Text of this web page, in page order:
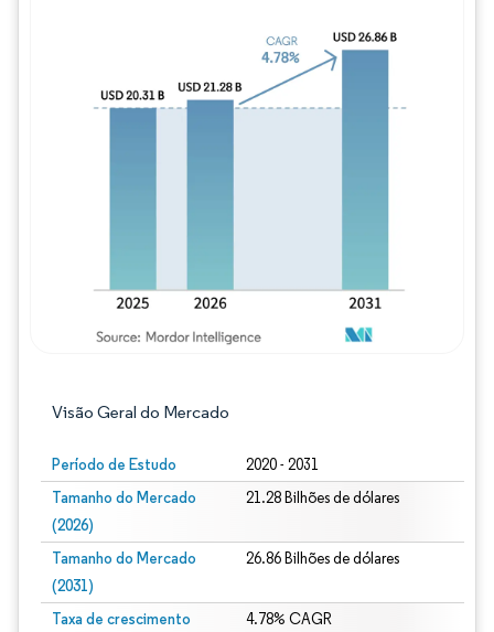
Visão Geral do Mercado
Período de Estudo 2020 - 2031
Tamanho do Mercado
(2026)
21.28 Bilhões de dólares
Tamanho do Mercado
(2031)
26.86 Bilhões de dólares
Taxa de crescimento
4.78% CAGR